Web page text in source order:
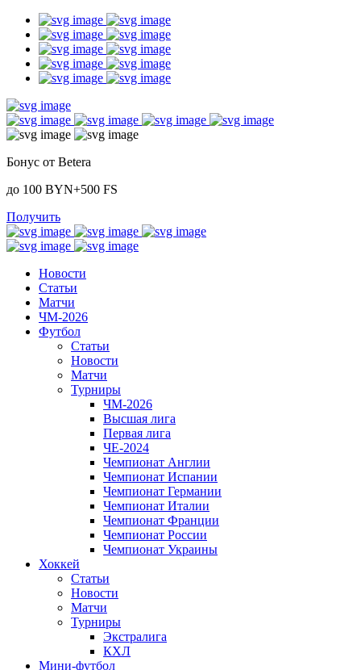
Бонус от Betera
до 100 BYN+500 FS
Получить
Новости
Статьи
Матчи
ЧМ-2026
Футбол
Статьи
Новости
Матчи
Турниры
ЧМ-2026
Высшая лига
Первая лига
ЧЕ-2024
Чемпионат Англии
Чемпионат Испании
Чемпионат Германии
Чемпионат Италии
Чемпионат Франции
Чемпионат России
Чемпионат Украины
Хоккей
Статьи
Новости
Матчи
Турниры
Экстралига
КХЛ
Мини-футбол